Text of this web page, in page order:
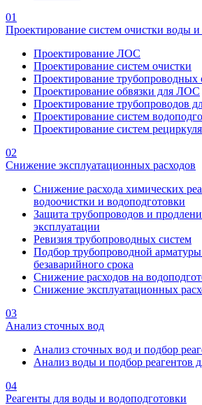
01
Проектирование систем очистки воды и
Проектирование ЛОС
Проектирование систем очистки
Проектирование трубопроводных
Проектирование обвязки для ЛОС
Проектирование трубопроводов
Проектирование систем
Проектирование систем
02
Снижение эксплуатационных расходов
Снижение расхода химических
водоочистки и водоподготовки
Защита трубопроводов и
эксплуатации
Ревизия трубопроводных систем
Подбор трубопроводной
безаварийного срока
Снижение расходов на
Снижение эксплуатационных
03
Анализ сточных вод
Анализ сточных вод и подбор
Анализ воды и подбор реагентов
04
Реагенты для воды и водоподготовки